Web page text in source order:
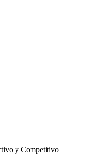
y Competitivo